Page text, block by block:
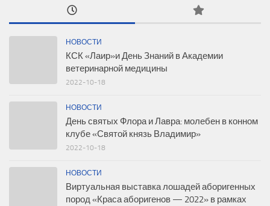
НОВОСТИ
КСК «Лаир»и День Знаний в Академии
ветеринарной медицины
2022-10-18
НОВОСТИ
День святых Флора и Лавра: молебен в конном
клубе «Святой князь Владимир»
2022-10-18
НОВОСТИ
Виртуальная выставка лошадей аборигенных
пород «Краса аборигенов — 2022» в рамках